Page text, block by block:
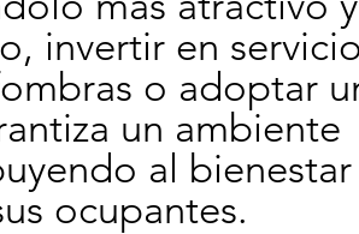
invertir en
o adoptar
un ambiente
al bienestar
ocupantes.